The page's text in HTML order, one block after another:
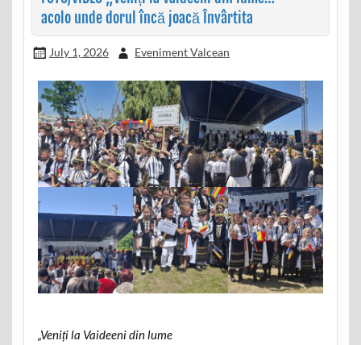
acolo unde dorul încă joacă Învârtita
July 1, 2026 Eveniment Valcean
„Veniți la Vaideeni din lume